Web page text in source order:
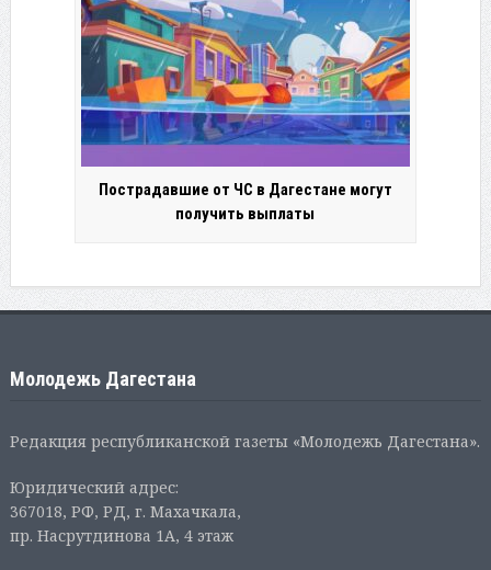
Пострадавшие от ЧС в Дагестане могут
получить выплаты
Молодежь Дагестана
Редакция республиканской газеты «Молодежь Дагестана».
Юридический адрес:
367018, РФ, РД, г. Махачкала,
пр. Насрутдинова 1А, 4 этаж